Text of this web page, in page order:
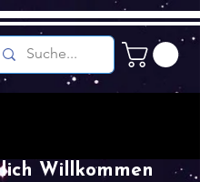
Willkommen